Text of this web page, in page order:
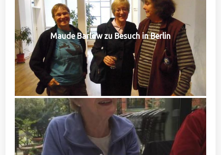
Maude Barlow zu Besuch in Berlin